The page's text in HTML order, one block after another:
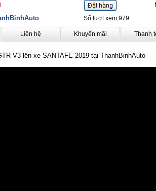
Số lượt xem:979
Liên hệ Khuyến mãi Thanh
V3 lên xe SANTAFE 2019 tại ThanhBinhAuto